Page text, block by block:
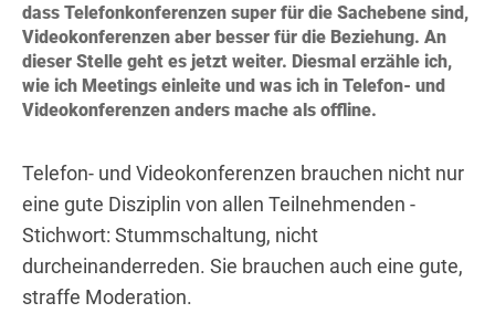
dass Telefonkonferenzen super für die Sachebene sind,
Videokonferenzen aber besser für die Beziehung. An
dieser Stelle geht es jetzt weiter. Diesmal erzähle ich,
wie ich Meetings einleite und was ich in Telefon- und
Videokonferenzen anders mache als offline.
Telefon- und Videokonferenzen brauchen nicht nur
eine gute Disziplin von allen Teilnehmenden -
Stichwort: Stummschaltung, nicht
durcheinanderreden. Sie brauchen auch eine gute,
straffe Moderation.